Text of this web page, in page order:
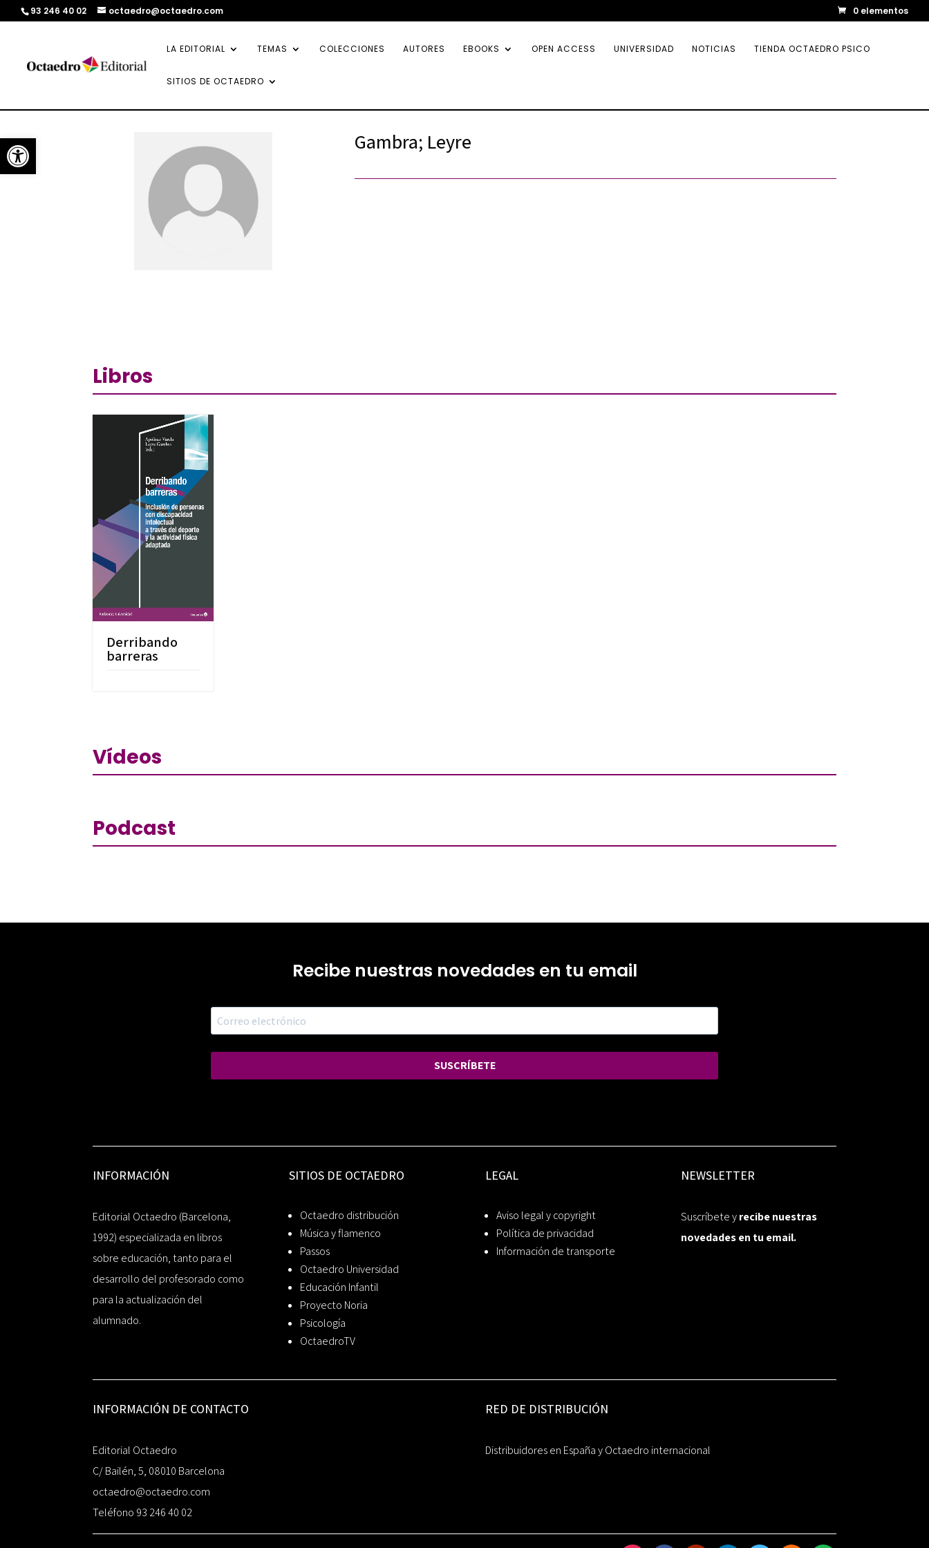
Abrir barra de herramientas
93 246 40 02 octaedro@octaedro.com 0 elementos
LA EDITORIAL TEMAS COLECCIONES AUTORES EBOOKS OPEN ACCESS UNIVERSIDAD NOTICIAS TIENDA OCTAEDRO PSICO
SITIOS DE OCTAEDRO
Gambra; Leyre
Libros
Derribando
barreras
Vídeos
Podcast
Recibe nuestras novedades en tu email
SUSCRÍBETE
INFORMACIÓN
Editorial Octaedro (Barcelona,
1992) especializada en libros
sobre educación, tanto para el
desarrollo del profesorado como
para la actualización del
alumnado.
SITIOS DE OCTAEDRO
Octaedro distribución
Música y flamenco
Passos
Octaedro Universidad
Educación Infantil
Proyecto Noria
Psicología
OctaedroTV
LEGAL
Aviso legal y copyright
Política de privacidad
Información de transporte
NEWSLETTER
Suscríbete yrecibe nuestras
novedades en tu email.
INFORMACIÓN DE CONTACTO
Editorial Octaedro
C/ Bailén, 5, 08010 Barcelona
octaedro@octaedro.com
Teléfono 93 246 40 02
RED DE DISTRIBUCIÓN
Distribuidores en España y Octaedro internacional